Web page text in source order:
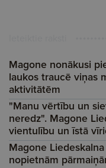
Magone nonākusi
laukos traucē viņas
aktivitātēm
"Manu vērtību un
neredz". Magone
vientulību un īstā
Magone
nopietnām